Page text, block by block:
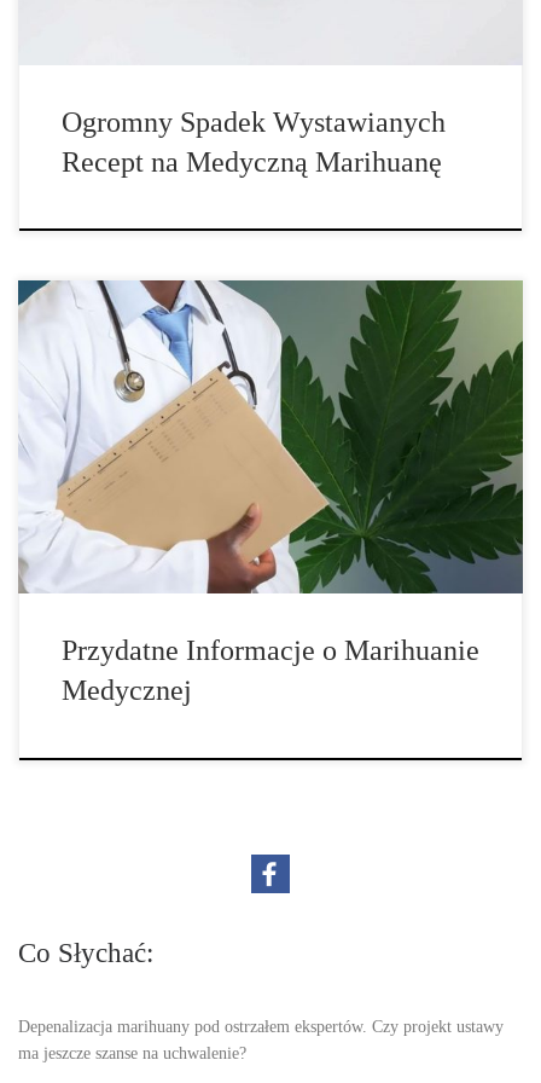
Ogromny Spadek Wystawianych
Recept na Medyczną Marihuanę
Według badań w naszym kraju potrzebujących korzystania z
medycznej marihuany […]
Przydatne Informacje o Marihuanie
Medycznej
Co Słychać:
Depenalizacja marihuany pod ostrzałem ekspertów. Czy projekt ustawy
ma jeszcze szanse na uchwalenie?